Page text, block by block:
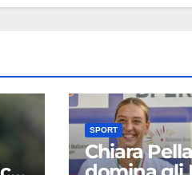
SPORT
Chiara